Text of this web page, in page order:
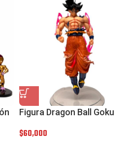
Figura Dragon Ball Goku
$60,000